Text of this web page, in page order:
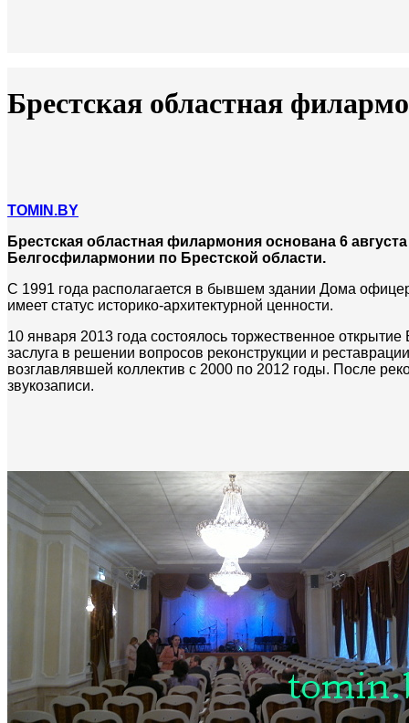
Брестская областная
TOMIN.BY
Брестская областная филармония основана 6
Белгосфилармонии по Брестской области.
С 1991 года располагается в бывшем здании Дома
имеет статус историко-архитектурной ценности.
10 января 2013 года состоялось торжественное
заслуга в решении вопросов реконструкции и
возглавлявшей коллектив с 2000 по 2012 годы. После
звукозаписи.